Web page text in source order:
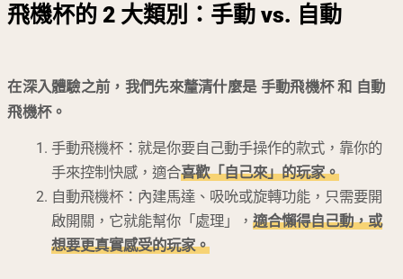
飛機杯的 2 大類別：手動 vs. 自動
在深入體驗之前，我們先來釐清什麼是 手動飛機杯 和 自動
飛機杯。
手動飛機杯：就是你要自己動手操作的款式，靠你的
手來控制快感，適合喜歡「自己來」的玩家。
自動飛機杯：內建馬達、吸吮或旋轉功能，只需要開
啟開關，它就能幫你「處理」，適合懶得自己動，或
想要更真實感受的玩家。